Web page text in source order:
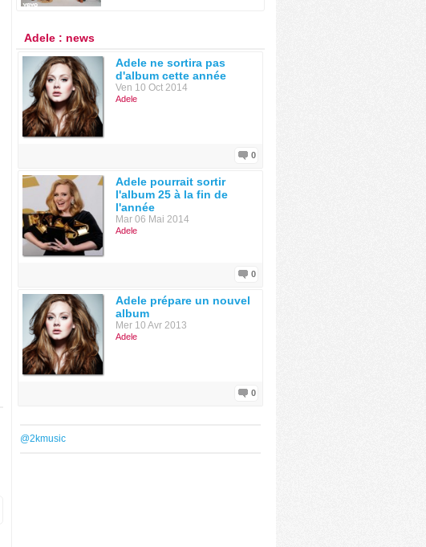
Adele : news
Adele ne sortira pas
d'album cette année
Ven 10 Oct 2014
Adele
0
Adele pourrait sortir
l'album 25 à la fin de
l'année
Mar 06 Mai 2014
Adele
0
Adele prépare un nouvel
album
Mer 10 Avr 2013
Adele
0
@2kmusic